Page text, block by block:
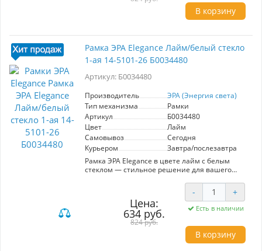
включают простоту установки и
универсальность, что позволяет её
оформления. Благодаря контрастным цветам,
рамка выделяется на фоне стен, подчеркивая
индивидуальность вашего пространства. ЭРА,
как производитель, гарантирует надежность и
рамку не только эстетически
Идеальный выбор для тех, кто ценит качество
и стиль.
В корзину
Рамка ЭРА Elegance Лайм/белый стекло
1-ая 14-5101-26 Б0034480
Артикул: Б0034480
Производитель
ЭРА (Энергия света)
Тип механизма
Рамки
Артикул
Б0034480
Цвет
Лайм
Самовывоз
Сегодня
Курьером
Завтра/послезавтра
Рамка ЭРА Elegance в цвете лайм с белым
стеклом — стильное решение для вашего
впишется в современные пространства,
добавляя яркий акцент. Одно из главных
преимуществ — высококачественные
материалы, обеспечивающие долговечность и
устойчивость к повреждениям. Легкая
установка и совместимость с различными
механизмами делают использование рамки
Цена:
634 руб.
824 руб.
- +
Есть в наличии
В корзину